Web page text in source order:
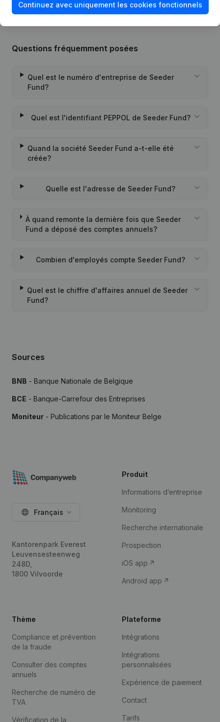
Questions fréquemment posées
Quel est le numéro d'entreprise de Seeder
Fund?
Quel est l'identifiant PEPPOL de Seeder Fund?
Quand la société Seeder Fund a-t-elle été
créée?
Quelle est l'adresse de Seeder Fund?
À quand remonte la dernière fois que Seeder
Fund a déposé des comptes annuels?
Combien d'employés compte Seeder Fund?
Quel est le chiffre d'affaires annuel de Seeder
Fund?
Sources
BNB - Banque Nationale de Belgique
BCE - Banque-Carrefour des Entreprises
Moniteur - Publications par le Moniteur Belge
Continuez avec uniquement les cookies fonctionnels
Français
Kantorenpark Everest
Leuvensesteenweg
248D,
1800 Vilvoorde
Produit
Informations d’entreprise
Monitoring
Recherche internationale
Prospection
iOS app
Android app
Thème
Compliance et prévention
de la fraude
Consulter des comptes
annuels
Recherche de numéro de
TVA
Vérification de la
Plateforme
Intégrations
Intégrations
personnalisées
Expérience de paiement
Contact
Tarifs